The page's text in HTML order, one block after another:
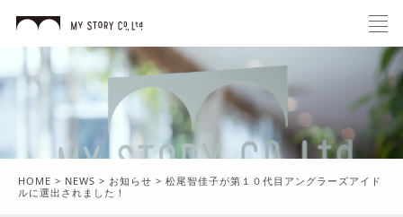
HOME > NEWS > お知らせ > 松尾智佳子が第１０代目アングラーズアイド
ルに選出されました！